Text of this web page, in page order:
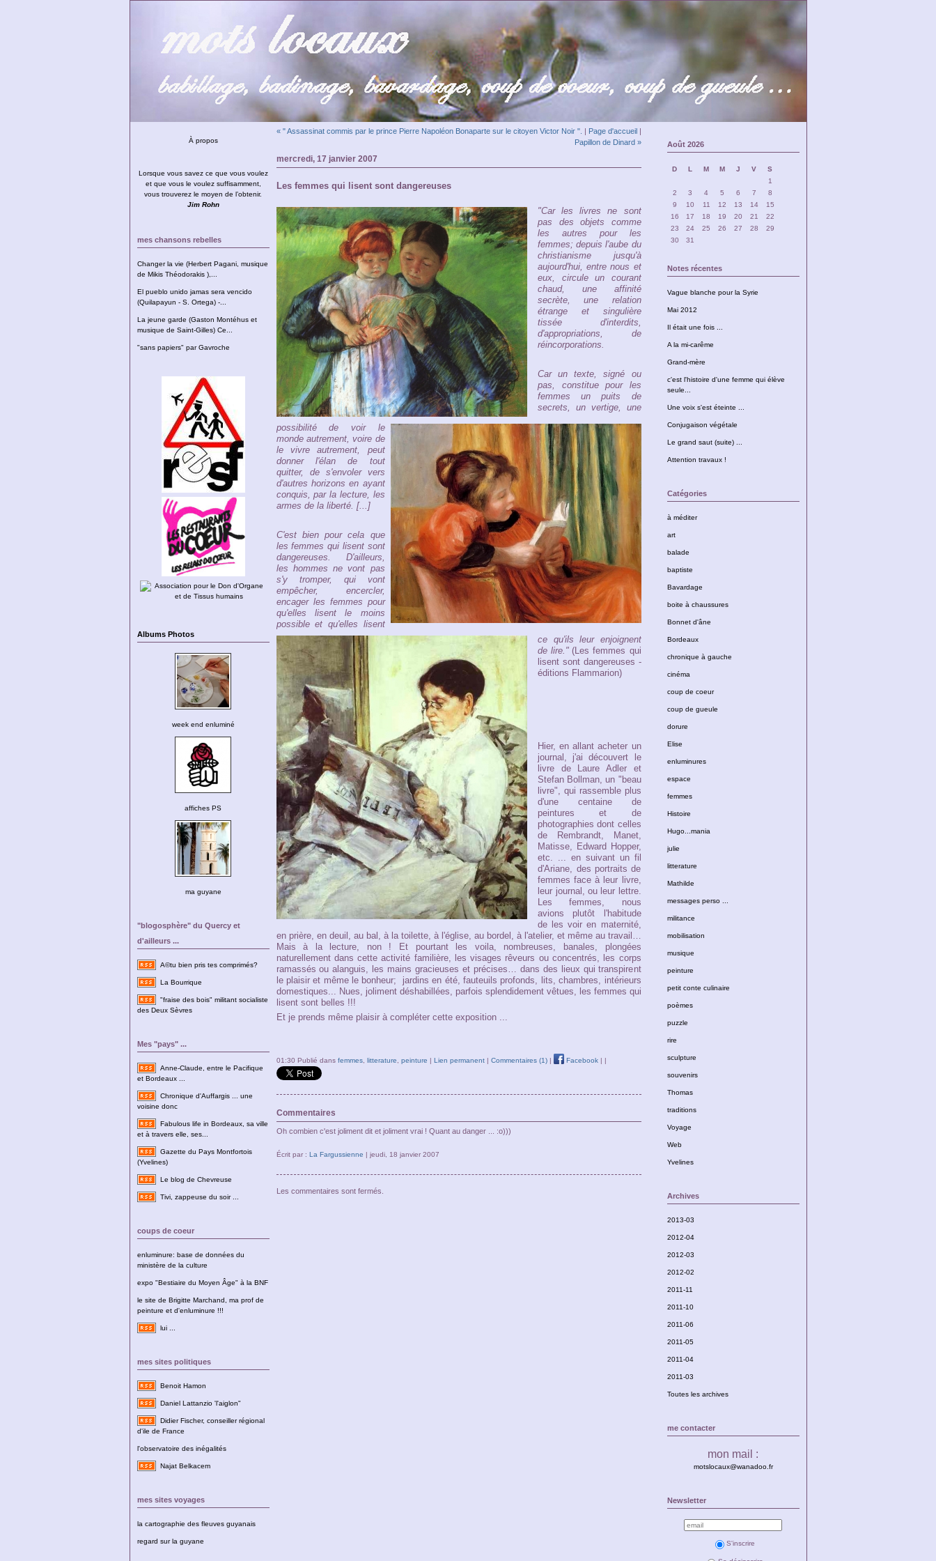
À propos
Lorsque vous savez ce que vous voulez
et que vous le voulez suffisamment,
vous trouverez le moyen de l’obtenir.
Jim Rohn
mes chansons rebelles
Changer la vie (Herbert Pagani, musique
de Mikis Théodorakis ),...
El pueblo unido jamas sera vencido
(Quilapayun - S. Ortega) -...
La jeune garde (Gaston Montéhus et
musique de Saint-Gilles) Ce...
"sans papiers" par Gavroche
Albums Photos
week end enluminé
affiches PS
ma guyane
"blogosphère" du Quercy et
d'ailleurs ...
A©tu bien pris tes comprimés?
La Bourrique
"fraise des bois" militant socialiste
des Deux Sèvres
Mes "pays" ...
Anne-Claude, entre le Pacifique
et Bordeaux ...
Chronique d'Auffargis ... une
voisine donc
Fabulous life in Bordeaux, sa ville
et à travers elle, ses...
Gazette du Pays Montfortois
(Yvelines)
Le blog de Chevreuse
Tivi, zappeuse du soir ...
coups de coeur
enluminure: base de données du
ministère de la culture
expo "Bestiaire du Moyen Âge" à la BNF
le site de Brigitte Marchand, ma prof de
peinture et d'enluminure !!!
lui ...
mes sites politiques
Benoit Hamon
Daniel Lattanzio 'l'aiglon"
Didier Fischer, conseiller régional
d'ile de France
l'observatoire des inégalités
Najat Belkacem
mes sites voyages
la cartographie des fleuves guyanais
regard sur la guyane
Août 2026
D L M M J V
S
1
2
3 4 5 6 7
8
9
10 11 12 13 14
15
16
17 18 19 20 21
22
23
24 25 26 27 28
29
30
31
Notes récentes
Vague blanche pour la Syrie
Mai 2012
Il était une fois ...
A la mi-carême
Grand-mère
c'est l'histoire d'une femme qui élève
seule...
Une voix s'est éteinte ...
Conjugaison végétale
Le grand saut (suite) ...
Attention travaux !
Catégories
à méditer
art
balade
baptiste
Bavardage
boite à chaussures
Bonnet d'âne
Bordeaux
chronique à gauche
cinéma
coup de coeur
coup de gueule
dorure
Elise
enluminures
espace
femmes
Histoire
Hugo...mania
julie
litterature
Mathilde
messages perso ...
militance
mobilisation
musique
peinture
petit conte culinaire
poèmes
puzzle
rire
sculpture
souvenirs
Thomas
traditions
Voyage
Web
Yvelines
Archives
2013-03
2012-04
2012-03
2012-02
2011-11
2011-10
2011-06
2011-05
2011-04
2011-03
Toutes les archives
me contacter
mon mail :
motslocaux@wanadoo.fr
Newsletter
S'inscrire
« " Assassinat commis par le prince Pierre Napoléon Bonaparte sur le citoyen Victor Noir ". | Page d'accueil|
Papillon de Dinard »
mercredi, 17 janvier 2007
Les femmes qui lisent sont dangereuses
"Car les livres ne sont
pas des objets comme
les autres pour les
femmes; depuis l'aube du
christianisme jusqu'à
aujourd'hui, entre nous et
eux, circule un courant
chaud, une affinité
secrète, une relation
étrange et singulière
tissée d'interdits,
d'appropriations, de
réincorporations.
Car un texte, signé ou
pas, constitue pour les
femmes un puits de
secrets, un vertige, une
possibilité de voir le
monde autrement, voire de
le vivre autrement, peut
donner l'élan de tout
quitter, de s'envoler vers
d'autres horizons en ayant
conquis, par la lecture, les
armes de la liberté. [...]
C'est bien pour cela que
les femmes qui lisent sont
dangereuses. D'ailleurs,
les hommes ne vont pas
s'y tromper, qui vont
empêcher, encercler,
encager les femmes pour
qu'elles lisent le moins
possible et qu'elles lisent
ce qu'ils leur enjoignent
de lire." (Les femmes qui
lisent sont dangereuses -
éditions Flammarion)
Hier, en allant acheter un
journal, j'ai découvert le
livre de Laure Adler et
Stefan Bollman, un "beau
livre", qui rassemble plus
d'une centaine de
peintures et de
photographies dont celles
de Rembrandt, Manet,
Matisse, Edward Hopper,
etc. ... en suivant un fil
d'Ariane, des portraits de
femmes face à leur livre,
leur journal, ou leur lettre.
Les femmes, nous
avions plutôt l'habitude
de les voir en maternité,
en prière, en deuil, au bal, à la toilette, à l'église, au bordel, à l'atelier, et même au travail…
Mais à la lecture, non ! Et pourtant les voila, nombreuses, banales, plongées
naturellement dans cette activité familière, les visages rêveurs ou concentrés, les corps
ramassés ou alanguis, les mains gracieuses et précises… dans des lieux qui transpirent
le plaisir et même le bonheur; jardins en été, fauteuils profonds, lits, chambres, intérieurs
domestiques... Nues, joliment déshabillées, parfois splendidement vêtues, les femmes qui
lisent sont belles !!!
Et je prends même plaisir à compléter cette exposition ...
01:30 Publié dans femmes, litterature peinture | Lien permanent| Commentaires (1)| Facebook| |
Commentaires
Oh combien c'est joliment dit et joliment vrai ! Quant au danger ... :o)))
Écrit par : La Fargussienne | jeudi, 18 janvier 2007
Les commentaires sont fermés.